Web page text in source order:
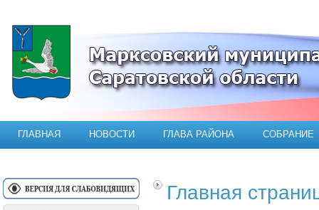
Официальный сайт Марксовского
ГЛАВНАЯ НОВОСТИ ГЛАВА РАЙОНА СОБРАНИЕ
Главная